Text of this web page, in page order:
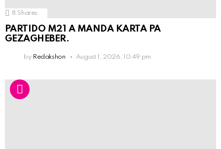
8 Shares
PARTIDO M21 A MANDA KARTA PA
GEZAGHEBER.
by Redakshon August 1, 2026, 10:49 pm